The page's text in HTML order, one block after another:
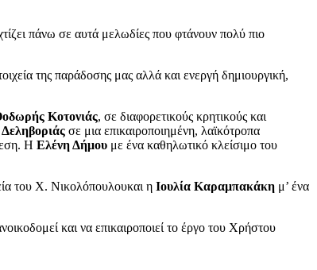
πάνω σε αυτά μελωδίες που φτάνουν πολύ πιο
της παράδοσης μας αλλά και ενεργή δημιουργική,
Κοτονιάς, σε διαφορετικούς κρητικούς και
σε μια επικαιροποιημένη, λαϊκότροπα
Η Ελένη Δήμου με ένα καθηλωτικό κλείσιμο του
του Χ. Νικολόπουλουκαι η Ιουλία Καραμπακάκη μ’ ένα
και να επικαιροποιεί το έργο του Χρήστου